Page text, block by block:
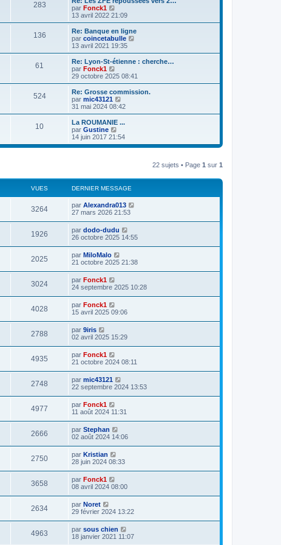
r
n
i
r
m
e
s
s
g
e
e
r
n
i
r
e
s
s
a
g
e
283
par Fonck1
o
i
r
l
e
e
r
n
i
r
m
e
s
s
a
g
e
13 avril 2022 21:09
136
Re: Banque en ligne
par coincetabulle
i
r
e
e
r
s
13 avril 2021 19:35
61
Re: Lyon-St-étienne : cherche…
par Fonck1
o
i
r
l
e
e
r
n
i
e
s
s
a
g
e
29 octobre 2025 08:41
524
Re: Grosse commission.
par mic43121
o
i
e
e
e
r
s
s
a
g
e
31 mai 2024 08:42
10
La ROUMANIE ...
par Gustine
o
i
e
r
i
e
r
m
e
s
s
a
g
14 juin 2017 21:54
22 sujets • Page 1 sur 1
VUES DERNIER MESSAGE
3264 par Alexandra013
27 mars 2026 21:53
1926 par dodo-dudu
26 octobre 2025 14:55
2025 par MiloMalo
21 octobre 2025 21:38
3024 par Fonck1
24 septembre 2025 10:28
4028 par Fonck1
15 avril 2025 09:06
2788 par 9iris
02 avril 2025 15:29
4935 par Fonck1
21 octobre 2024 08:11
2748 par mic43121
22 septembre 2024 13:53
4977 par Fonck1
11 août 2024 11:31
2666 par Stephan
02 août 2024 14:06
2750 par Kristian
28 juin 2024 08:33
3658 par Fonck1
08 avril 2024 08:00
2634 par Noret
29 février 2024 13:22
4963 par sous chien
18 janvier 2021 11:07